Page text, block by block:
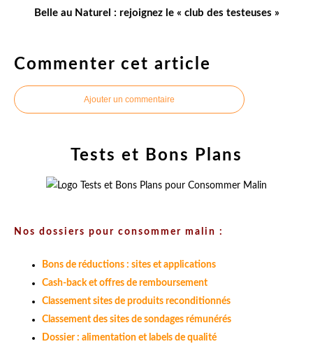
Belle au Naturel : rejoignez le « club des testeuses »
Commenter cet article
Ajouter un commentaire
Tests et Bons Plans
Nos dossiers pour consommer malin :
Bons de réductions : sites et applications
Cash-back et offres de remboursement
Classement sites de produits reconditionnés
Classement des sites de sondages rémunérés
Dossier : alimentation et labels de qualité